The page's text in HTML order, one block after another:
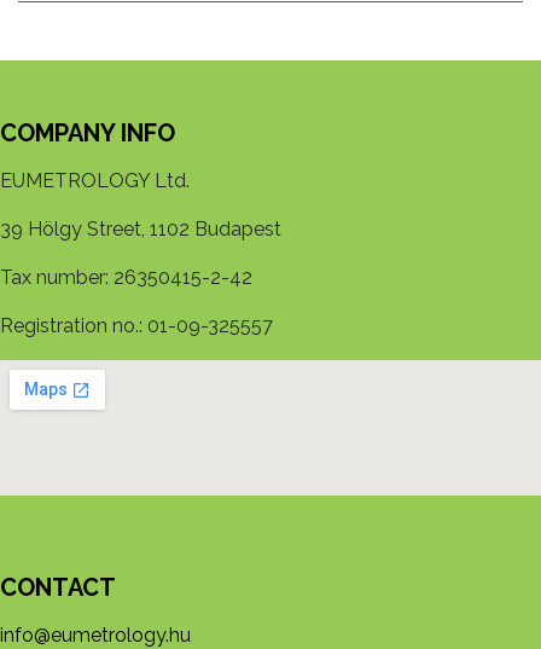
COMPANY INFO
EUMETROLOGY Ltd.
39 Hölgy Street, 1102 Budapest
Tax number: 26350415-2-42
Registration no.: 01-09-325557
CONTACT
info@eumetrology.hu